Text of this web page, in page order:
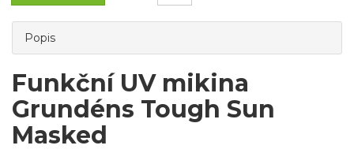
Popis
Funkční UV mikina
Grundéns Tough Sun
Masked